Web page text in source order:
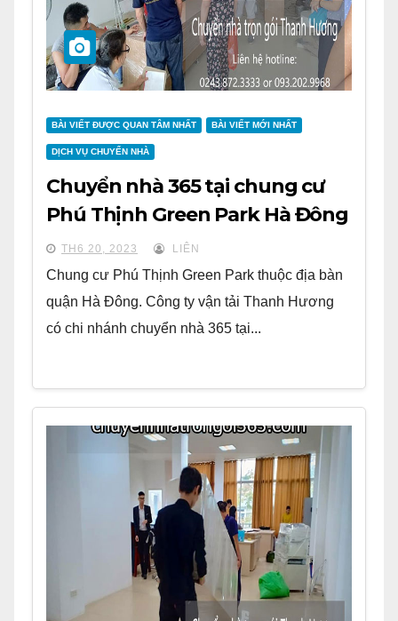
BÀI VIẾT ĐƯỢC QUAN TÂM NHẤT BÀI VIẾT MỚI NHẤT
DỊCH VỤ CHUYỂN NHÀ
Chuyển nhà 365 tại chung cư
Phú Thịnh Green Park Hà Đông
TH6 20, 2023 LIÊN
Chung cư Phú Thịnh Green Park thuộc địa bàn
quận Hà Đông. Công ty vận tải Thanh Hương
có chi nhánh chuyển nhà 365 tại...